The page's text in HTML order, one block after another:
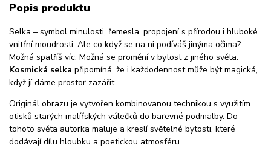
Popis produktu
Selka – symbol minulosti, řemesla, propojení s přírodou i hluboké
vnitřní moudrosti. Ale co když se na ni podíváš jinýma očima?
Možná spatříš víc. Možná se promění v bytost z jiného světa.
Kosmická selka připomíná, že i každodennost může být magická,
když jí dáme prostor zazářit.
Originál obrazu je vytvořen kombinovanou technikou s využitím
otisků starých malířských válečků do barevné podmalby. Do
tohoto světa autorka maluje a kreslí světelné bytosti, které
dodávají dílu hloubku a poetickou atmosféru.